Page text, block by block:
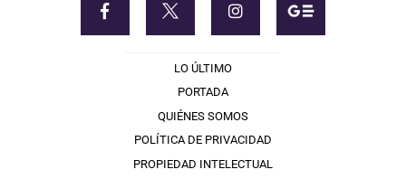
LO ÚLTIMO
PORTADA
QUIÉNES SOMOS
POLÍTICA DE PRIVACIDAD
PROPIEDAD INTELECTUAL